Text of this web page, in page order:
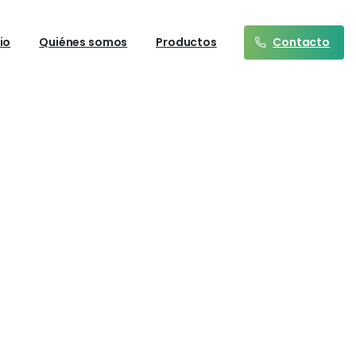
Quiénes somos Productos Contacto